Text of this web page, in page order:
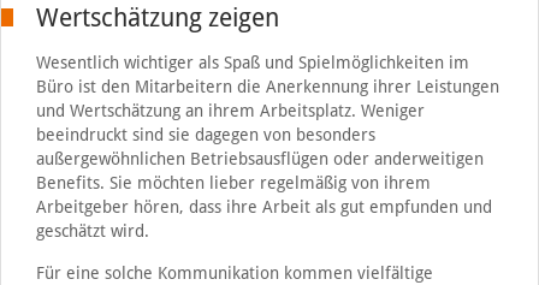
Wertschätzung zeigen
Wesentlich wichtiger als Spaß und Spielmöglichkeiten im
Büro ist den Mitarbeitern die Anerkennung ihrer Leistungen
und Wertschätzung an ihrem Arbeitsplatz. Weniger
beeindruckt sind sie dagegen von besonders
außergewöhnlichen Betriebsausflügen oder anderweitigen
Benefits. Sie möchten lieber regelmäßig von ihrem
Arbeitgeber hören, dass ihre Arbeit als gut empfunden und
geschätzt wird.
Für eine solche Kommunikation kommen vielfältige